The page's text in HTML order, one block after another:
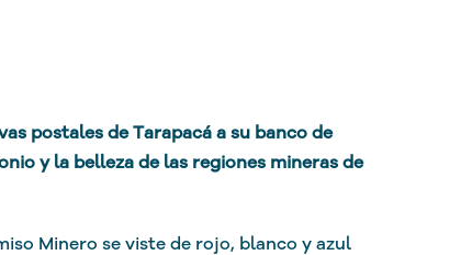
postales de Tarapacá a su banco de
y la belleza de las regiones mineras de
Minero se viste de rojo, blanco y azul